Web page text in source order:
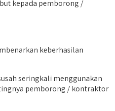
kepada pemborong /
keberhasilan
seringkali menggunakan
pemborong / kontraktor